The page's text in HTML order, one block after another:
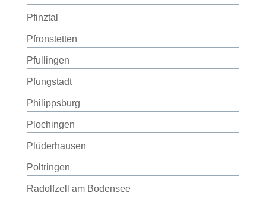
Pfinztal
Pfronstetten
Pfullingen
Pfungstadt
Philippsburg
Plochingen
Plüderhausen
Poltringen
Radolfzell am Bodensee